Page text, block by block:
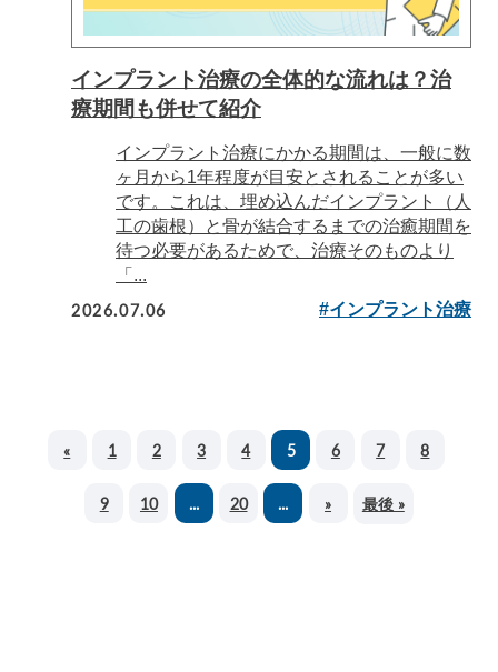
インプラント治療の全体的な流れは？治
療期間も併せて紹介
インプラント治療にかかる期間は、一般に数
ヶ月から1年程度が目安とされることが多い
です。これは、埋め込んだインプラント（人
工の歯根）と骨が結合するまでの治癒期間を
待つ必要があるためで、治療そのものより
「...
2026.07.06 #インプラント治療
« 1 2 3 4 5 6 7 8
9 10 ... 20 ... » 最後 »